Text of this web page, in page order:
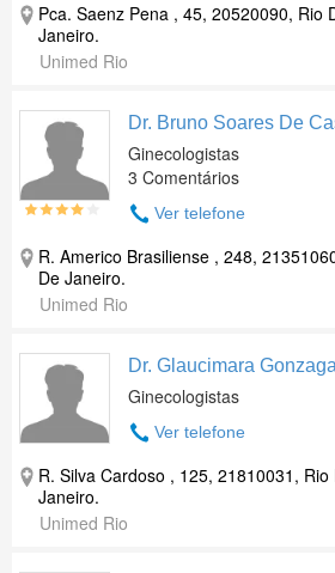
Pca. Saenz Pena , 45, 20520090, Rio
Janeiro.
Unimed Rio
Dr. Bruno Soares De
Ginecologistas
3 Comentários
Ver telefone
R. Americo Brasiliense , 248,
De Janeiro.
Unimed Rio
Dr. Glaucimara
Ginecologistas
Ver telefone
R. Silva Cardoso , 125, 21810031,
Janeiro.
Unimed Rio